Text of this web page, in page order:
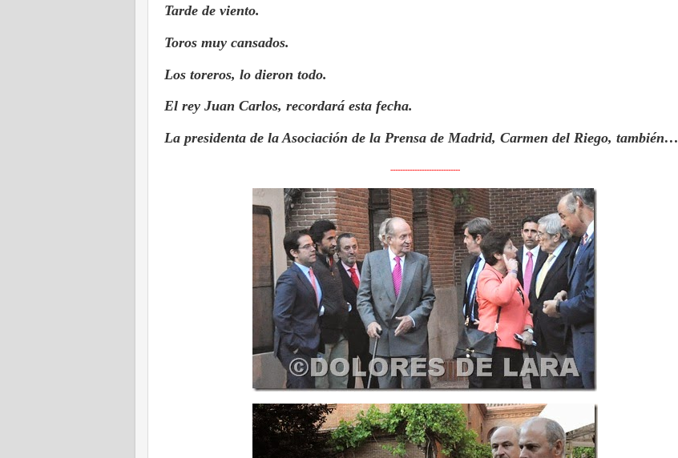
Tarde de viento.
Toros muy cansados.
Los toreros, lo dieron todo.
El rey Juan Carlos, recordará esta fecha.
La presidenta de la Asociación de la Prensa de Madrid, Carmen del Riego, también…
-----------------------------